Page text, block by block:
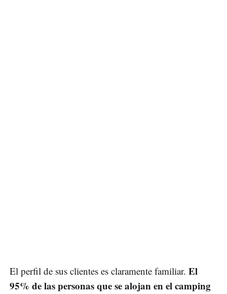
El perfil de sus clientes es claramente familiar. El
95% de las personas que se alojan en el camping